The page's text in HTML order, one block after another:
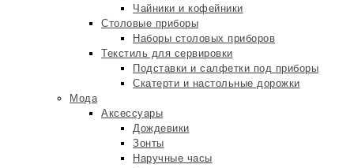
Чайники и кофейники
Столовые приборы
Наборы столовых приборов
Текстиль для сервировки
Подставки и салфетки под приборы
Скатерти и настольные дорожки
Мода
Аксессуары
Дождевики
Зонты
Наручные часы